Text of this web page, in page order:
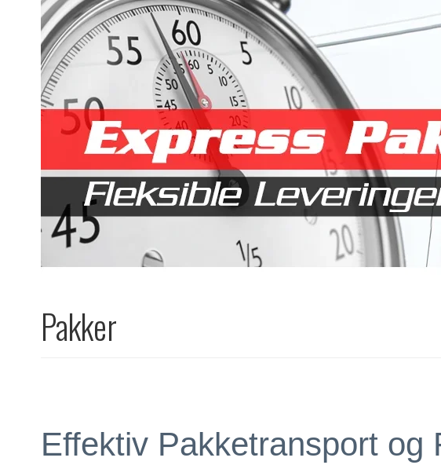
Pakker
Effektiv Pakketransport og